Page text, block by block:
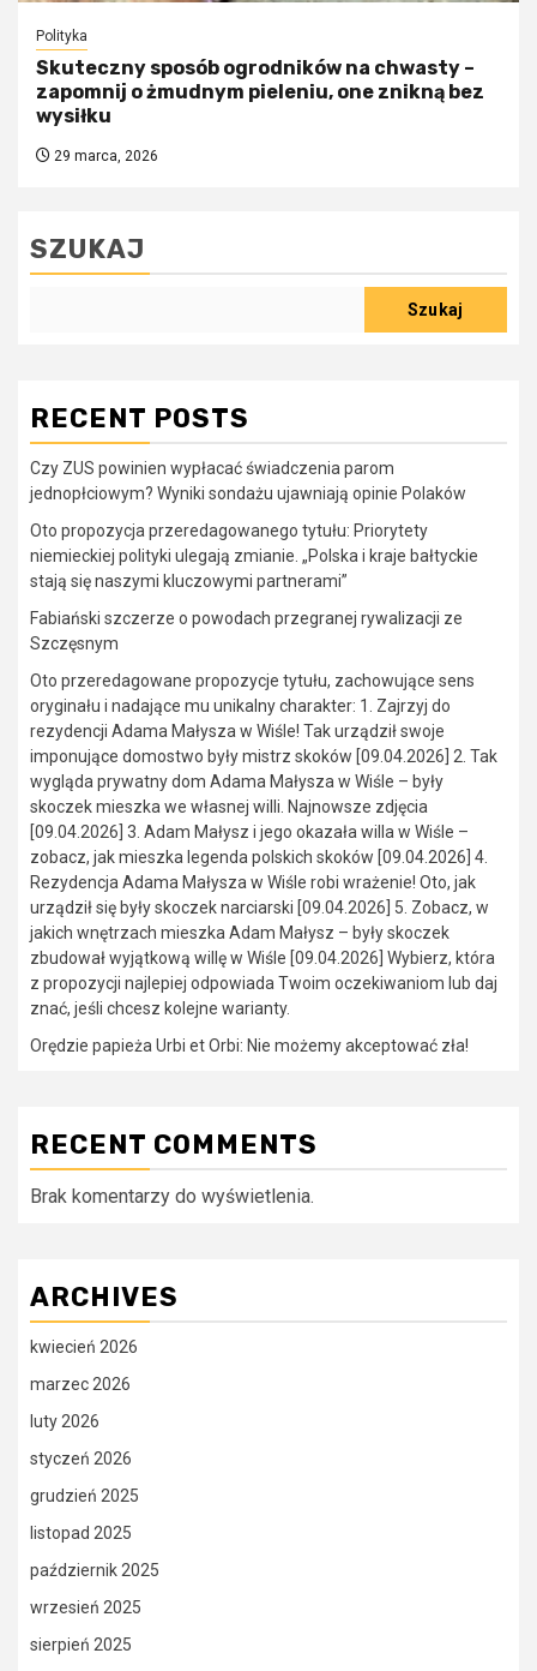
Polityka
Skuteczny sposób ogrodników na chwasty –
zapomnij o żmudnym pieleniu, one znikną bez
wysiłku
29 marca, 2026
SZUKAJ
Szukaj
RECENT POSTS
Czy ZUS powinien wypłacać świadczenia parom
jednopłciowym? Wyniki sondażu ujawniają opinie Polaków
Oto propozycja przeredagowanego tytułu: Priorytety
niemieckiej polityki ulegają zmianie. „Polska i kraje bałtyckie
stają się naszymi kluczowymi partnerami”
Fabiański szczerze o powodach przegranej rywalizacji ze
Szczęsnym
Oto przeredagowane propozycje tytułu, zachowujące sens
oryginału i nadające mu unikalny charakter: 1. Zajrzyj do
rezydencji Adama Małysza w Wiśle! Tak urządził swoje
imponujące domostwo były mistrz skoków [09.04.2026] 2. Tak
wygląda prywatny dom Adama Małysza w Wiśle – były
skoczek mieszka we własnej willi. Najnowsze zdjęcia
[09.04.2026] 3. Adam Małysz i jego okazała willa w Wiśle –
zobacz, jak mieszka legenda polskich skoków [09.04.2026] 4.
Rezydencja Adama Małysza w Wiśle robi wrażenie! Oto, jak
urządził się były skoczek narciarski [09.04.2026] 5. Zobacz, w
jakich wnętrzach mieszka Adam Małysz – były skoczek
zbudował wyjątkową willę w Wiśle [09.04.2026] Wybierz, która
z propozycji najlepiej odpowiada Twoim oczekiwaniom lub daj
znać, jeśli chcesz kolejne warianty.
Orędzie papieża Urbi et Orbi: Nie możemy akceptować zła!
RECENT COMMENTS
Brak komentarzy do wyświetlenia.
ARCHIVES
kwiecień 2026
marzec 2026
luty 2026
styczeń 2026
grudzień 2025
listopad 2025
październik 2025
wrzesień 2025
sierpień 2025